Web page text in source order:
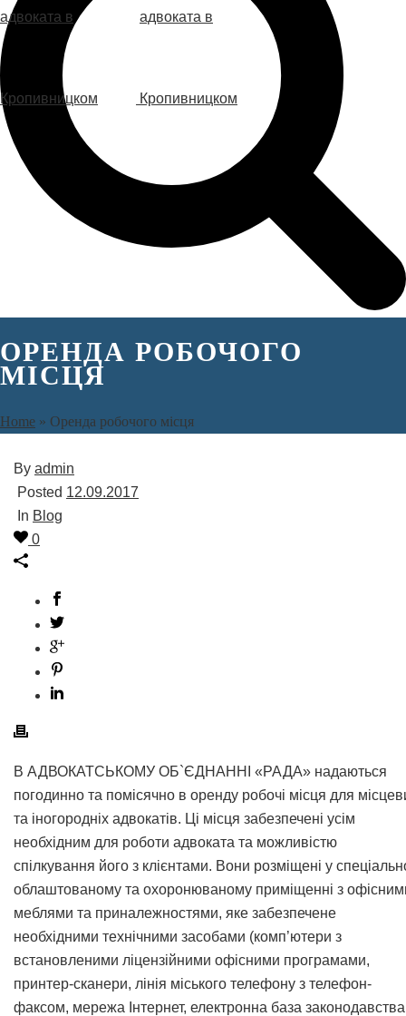
ОРЕНДА РОБОЧОГО
МІСЦЯ
Home » Оренда робочого місця
By admin
Posted 12.09.2017
In Blog
0
В АДВОКАТСЬКОМУ ОБ`ЄДНАННІ «РАДА» надаються
погодинно та помісячно в оренду робочі місця для
та іногородніх адвокатів. Ці місця забезпечені усім
необхідним для роботи адвоката та можливістю
спілкування його з клієнтами. Вони розміщені у
облаштованому та охоронюваному приміщенні з
меблями та приналежностями, яке забезпечене
необхідними технічними засобами (комп’ютери з
встановленими ліцензійними офісними програмами,
принтер-сканери, лінія міського телефону з телефон-
факсом, мережа Інтернет, електронна база законодавства